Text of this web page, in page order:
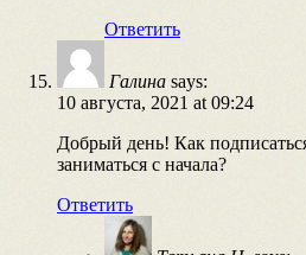
Ответить
Галина says:
10 августа, 2021 at 09:24
Добрый день! Как
заниматься с начала?
Ответить